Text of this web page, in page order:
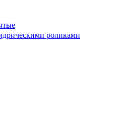
роликами